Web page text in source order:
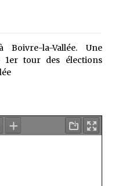
Boivre-la-Vallée. Une
tour des élections